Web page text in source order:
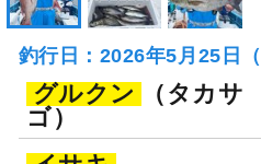
釣行日：2026年5月25日
グルクン
（タカサ
ゴ）